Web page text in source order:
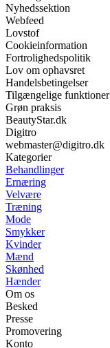
Nyhedssektion
Webfeed
Lovstof
Cookieinformation
Fortrolighedspolitik
Lov om ophavsret
Handelsbetingelser
Tilgængelige funktioner
Grøn praksis
BeautyStar.dk
Digitro
webmaster@digitro.dk
Kategorier
Behandlinger
Ernæring
Velvære
Træning
Mode
Smykker
Kvinder
Mænd
Skønhed
Hænder
Om os
Besked
Presse
Promovering
Konto